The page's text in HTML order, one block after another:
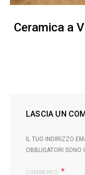
Ceramica a
LASCIA UN
IL TUO INDIRIZZO
OBBLIGATORI SONO
COMMENTO